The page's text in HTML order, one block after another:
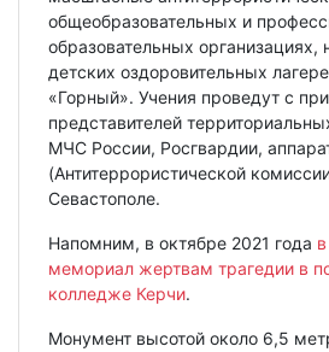
общеобразовательных и
образовательных организациях,
детских оздоровительных
«Горный». Учения проведут с
представителей
МЧС России, Росгвардии,
(Антитеррористической
Севастополе.
Напомним, в октябре 2021 года
мемориал жертвам трагедии в
колледже Керчи.
Монумент высотой около 6,5